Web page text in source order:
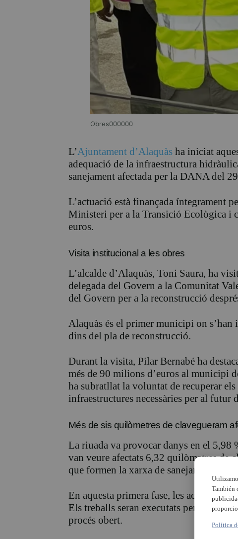
Obres000000
L’Ajuntament d’Alaquàs ha iniciat
adequació de la infraestructura
sanejament afectada per la DANA del
L’actuació està finançada íntegrament
Ministeri per a la Transició Ecològica i
euros.
Visita institucional a les obres
L’alcalde d’Alaquàs, Toni Saura, ha
delegada del Govern a la Comunitat
del Govern per a la reconstrucció
Alaquàs és el primer municipi on
dins del pla de reconstrucció.
Durant la visita, Pilar Bernabé ha
més de 90 milions d’euros al municipi
ha subratllat la voluntat de recuperar
infraestructures necessàries per al futur
Més de sis quilòmetres de clavegueram
La riuada va provocar danys en el 5,98
van veure afectats 6,32 quilòmetres de
que formen la xarxa de sanejament
En aquesta primera fase, les actuacions
Els treballs seran executats per
procés obert.
También
Política